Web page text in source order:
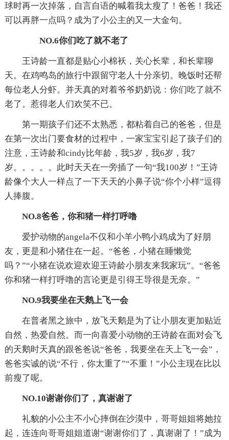
球时再一次掉落，自言自语的喊着我太瘦了！爸爸！我还
可以再胖一点吗？成为了小公主的又一大金句。
NO.6你们吃了就不老了
王诗龄一直都是贴心小棉袄，关心长辈，和长辈聊
天。在鸡鸣岛的旅行中跟留守老人十分亲切。晚饭时还帮
每位老人分虾。并天真的对着爷爷奶奶说：你们吃了就不
老了。惹得老人们欢笑不已。
第一期孩子们还不太熟悉，都粘着自己的爸爸，但是
在第一次出门要食材的过程中，一家宝宝引起了孩子们的
注意，王诗龄和cindy比年龄，我5岁，我6岁，我7
岁。。。。。此时天天在一旁插了一句“我100岁！”王诗
龄像个大人一样点了一下天天的小鼻子说“你个小样”逗得
人捧腹。
NO.8爸爸，你和猪一样打呼噜
爱护动物的angela不仅和小羊小鸭小鸡成为了好朋
友，更是和小猪住在一起。“爸爸，小猪在睡懒觉
吗？”“小猪在说欢迎欢迎王诗龄小朋友来我家玩”。“爸爸
你和猪一样打呼噜的言论更是引得王导很是无奈。”
NO.9我要坐在天鹅上飞一会
在普者黑之旅中，放飞天鹅是为了让小朋友更加贴近
自然，热爱自然。而一向喜爱小动物的王诗龄在面对会飞
的天鹅时天真的跟爸爸说“爸爸，我要坐在天上飞一会”，
爸爸实诚的说“不行，你太重了”“不重！”小公主现在比以
前瘦了呢。
NO.10谢谢你们了，真谢谢了
礼貌的小公主不小心摔倒在沙漠中，哥哥姐姐将她拉
起，连连向哥哥姐姐道谢“谢谢你们了，真谢谢了！”成为